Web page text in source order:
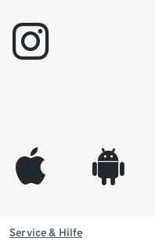
instagram
appleinc android
Service & Hilfe